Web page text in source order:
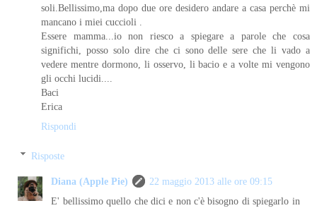
soli.Bellissimo,ma dopo due ore desidero andare a casa perchè mi
mancano i miei cuccioli .
Essere mamma...io non riesco a spiegare a parole che cosa
significhi, posso solo dire che ci sono delle sere che li vado a
vedere mentre dormono, li osservo, li bacio e a volte mi vengono
gli occhi lucidi....
Baci
Erica
Rispondi
Risposte
Diana (Apple Pie)
22 maggio 2013 alle ore 09:15
E' bellissimo quello che dici e non c'è bisogno di spiegarlo in